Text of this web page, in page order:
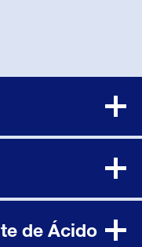
de Ácido